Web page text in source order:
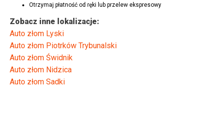
Otrzymaj płatność od ręki lub przelew ekspresowy
Zobacz inne lokalizacje:
Auto złom Lyski
Auto złom Piotrków Trybunalski
Auto złom Świdnik
Auto złom Nidzica
Auto złom Sadki